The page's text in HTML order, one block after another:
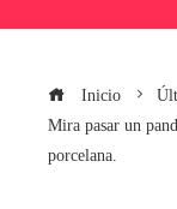
Inicio
Mira pasar un
porcelana.